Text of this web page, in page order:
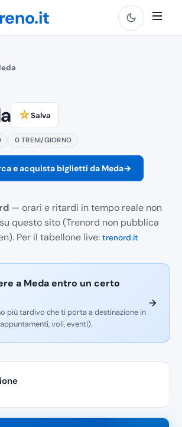
☆Salva
0 TRENI/GIORNO
e acquista biglietti da Meda→
— orari e ritardi in tempo reale non
questo sito (Trenord non pubblica
Per il tabellone live: trenord.it
a Meda entro un certo
più tardivo che ti porta a destinazione in
voli, eventi).